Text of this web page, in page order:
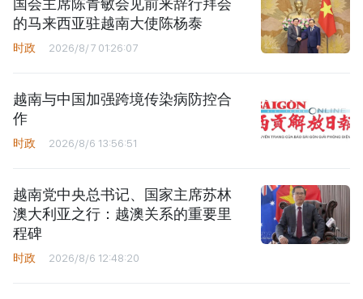
的马来西亚驻越南大使陈杨泰
时政 2026/8/7 01:26:07
越南与中国加强跨境传染病防控合
作
时政 2026/8/6 13:56:51
越南党中央总书记、国家主席苏林
澳大利亚之行：越澳关系的重要里
程碑
时政 2026/8/6 12:48:20